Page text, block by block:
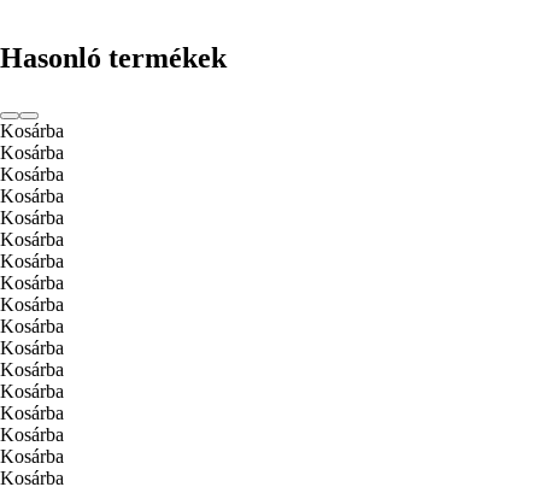
Hasonló termékek
Kosárba
Kosárba
Kosárba
Kosárba
Kosárba
Kosárba
Kosárba
Kosárba
Kosárba
Kosárba
Kosárba
Kosárba
Kosárba
Kosárba
Kosárba
Kosárba
Kosárba